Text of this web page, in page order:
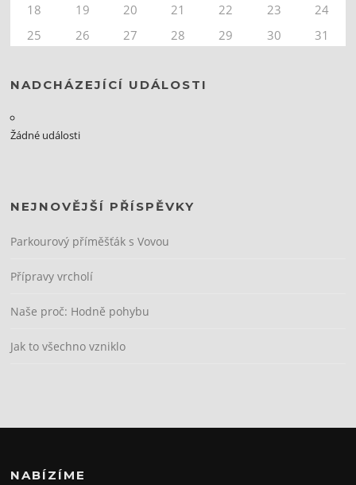
18
19 20 21 22 23
24
25
26 27 28 29 30 31
NADCHÁZEJÍCÍ UDÁLOSTI
Žádné události
NEJNOVĚJŠÍ PŘÍSPĚVKY
Parkourový příměšťák s Vovou
Přípravy vrcholí
Naše proč: Hodně pohybu
Jak to všechno vzniklo
NABÍZÍME